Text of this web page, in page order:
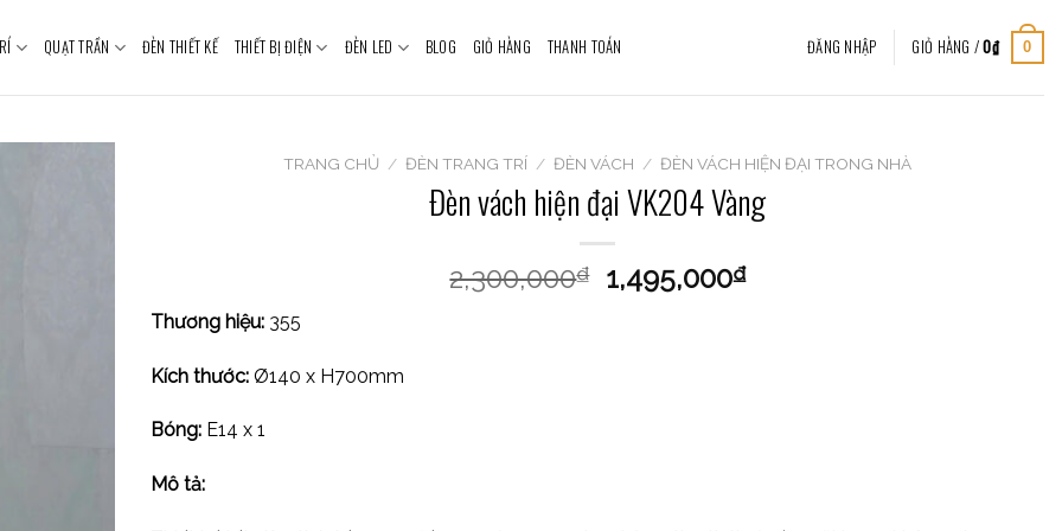
QUẠT TRẦN ĐÈN THIẾT KẾ THIẾT BỊ ĐIỆN ĐÈN LED BLOG GIỎ HÀNG THANH TOÁN ĐĂNG NHẬP GIỎ HÀNG /0₫ 0
TRANG CHỦ / ĐÈN TRANG TRÍ / ĐÈN VÁCH / ĐÈN VÁCH HIỆN ĐẠI TRONG NHÀ
Đèn vách hiện đại VK204 Vàng
2,300,000₫ 1,495,000₫
Thương hiệu: 355
Kích thước: Ø140 x H700mm
Bóng: E14 x 1
Mô tả: